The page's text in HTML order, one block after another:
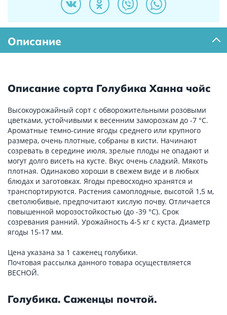
Описание
Описание сорта Голубика Ханна чойс
Высокоурожайный сорт с обворожительными розовыми
цветками, устойчивыми к весенним заморозкам до -7 °С.
Ароматные темно-синие ягоды среднего или крупного
размера, очень плотные, собраны в кисти. Начинают
созревать в середине июля, зрелые плоды не опадают и
могут долго висеть на кусте. Вкус очень сладкий. Мякоть
плотная. Одинаково хороши в свежем виде и в любых
блюдах и заготовках. Ягоды превосходно хранятся и
транспортируются. Растения самоплодные, высотой 1,5 м,
светолюбивые, предпочитают кислую почву. Отличается
повышенной морозостойкостью (до -39 °С). Срок
созревания ранний. Урожайность 4-5 кг с куста. Диаметр
ягоды 15-17 мм.
Цена указана за 1 саженец голубики.
Почтовая рассылка данного товара осуществляется
ВЕСНОЙ.
Голубика. Саженцы почтой.